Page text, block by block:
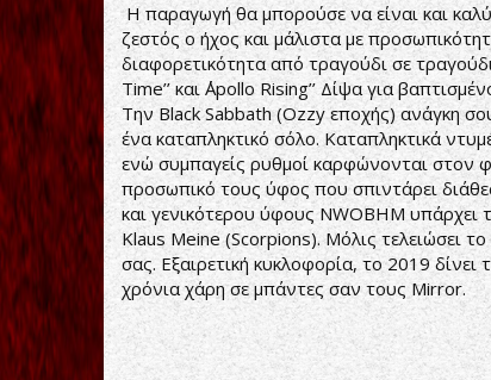
Η παραγωγή θα μπορούσε να είναι και
ζεστός ο ήχος και μάλιστα με
διαφορετικότητα από τραγούδι σε
Time’’ και ΄΄Apollo Rising’’ Δίψα για
Την Black Sabbath (Ozzy εποχής) ανάγκη
ένα καταπληκτικό σόλο. Καταπληκτικά
ενώ συμπαγείς ρυθμοί καρφώνονται στον
προσωπικό τους ύφος που σπιντάρει
και γενικότερου ύφους NWOBHM υπάρχει
Klaus Meine (Scorpions). Μόλις τελειώσει
σας. Εξαιρετική κυκλοφορία, το 2019
χρόνια χάρη σε μπάντες σαν τους Mirror.